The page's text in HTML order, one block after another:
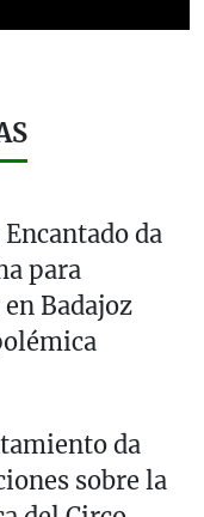
da
para
Badajoz
da
sobre la